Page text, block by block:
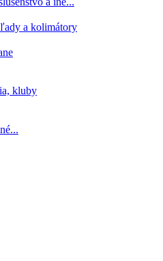
a kolimátory
kluby